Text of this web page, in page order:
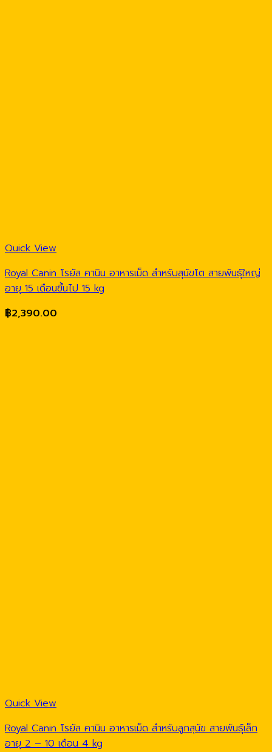
Quick View
Royal Canin โรยัล คานิน อาหารเม็ด สำหรับสุนัขโต สายพันธุ์ใหญ่
อายุ 15 เดือนขึ้นไป 15 kg
฿2,390.00
Quick View
Royal Canin โรยัล คานิน อาหารเม็ด สำหรับลูกสุนัข สายพันธุ์เล็ก
อายุ 2 – 10 เดือน 4 kg